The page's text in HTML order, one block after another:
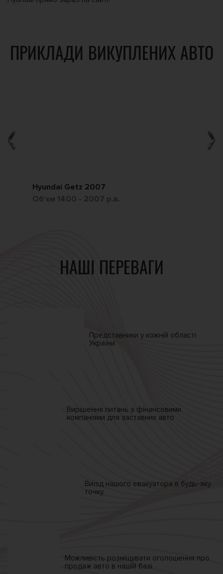
ПРИКЛАДИ ВИКУПЛЕНИХ АВТО
Hyundai Getz 2007
Обʼєм 1400 - 2007 р.в.
НАШІ ПЕРЕВАГИ
Представники у кожній області
України
Вирішення питань з фінансовими
компаніями для заставних авто
Виїзд нашого евакуатора в будь-яку
точку.
Можливість розміщувати оголошення про
продаж авто в нашій базі